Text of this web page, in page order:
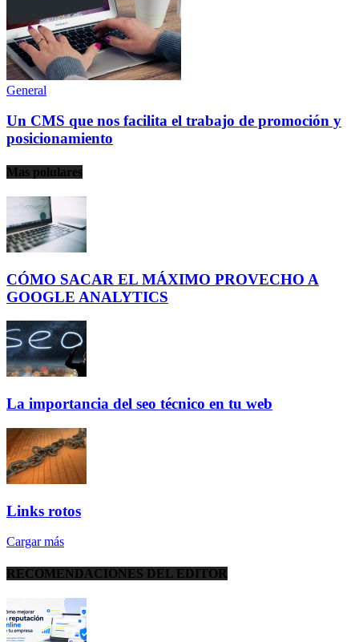
General
Un CMS que nos facilita el trabajo de promoción y
posicionamiento
Mas polulares
CÓMO SACAR EL MÁXIMO PROVECHO A
GOOGLE ANALYTICS
La importancia del seo técnico en tu web
Links rotos
Cargar más
RECOMENDACIONES DEL EDITOR